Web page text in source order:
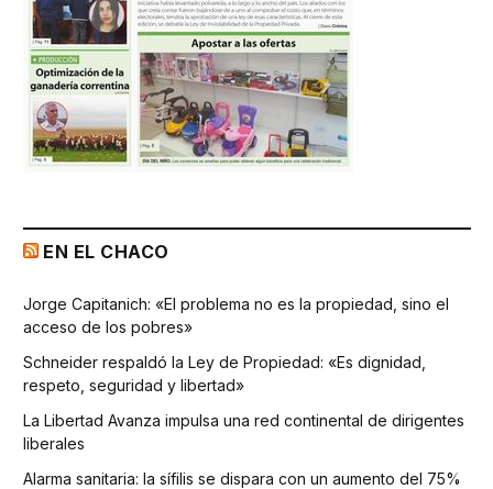
EN EL CHACO
Jorge Capitanich: «El problema no es la propiedad, sino el
acceso de los pobres»
Schneider respaldó la Ley de Propiedad: «Es dignidad,
respeto, seguridad y libertad»
La Libertad Avanza impulsa una red continental de dirigentes
liberales
Alarma sanitaria: la sífilis se dispara con un aumento del 75%